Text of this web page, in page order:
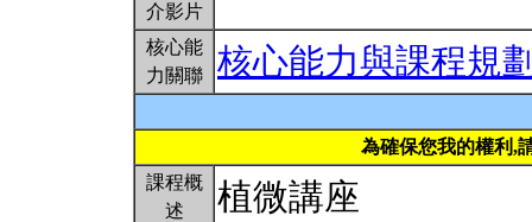
介影片
核心能
力關聯
核心能力與課程規
為確保您我的權利,
課程概
述
植微講座